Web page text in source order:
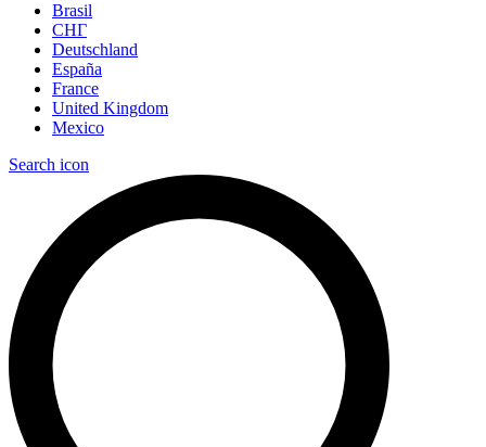
Brasil
СНГ
Deutschland
España
France
United Kingdom
Mexico
Search icon